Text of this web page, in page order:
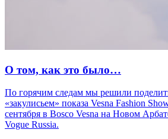
О том, как это было…
По горячим следам мы решили
«закулисьем» показа Vesna Fashion
сентября в Bosco Vesna на Новом
Vogue Russia.